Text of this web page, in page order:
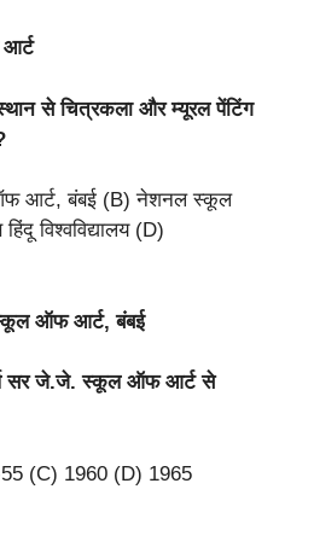
से चित्रकला और म्यूरल पेंटिंग
आर्ट, बंबई (B) नेशनल स्कूल
विश्वविद्यालय (D)
ऑफ आर्ट, बंबई
सर जे.जे. स्कूल ऑफ आर्ट से
(C) 1960 (D) 1965